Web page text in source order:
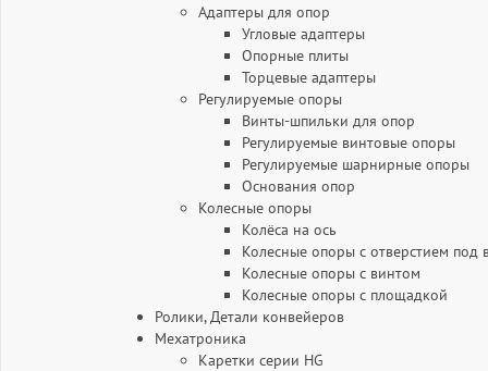
Адаптеры для опор
Угловые адаптеры
Опорные плиты
Торцевые адаптеры
Регулируемые опоры
Винты-шпильки для опор
Регулируемые винтовые опоры
Регулируемые шарнирные опоры
Основания опор
Колесные опоры
Колёса на ось
Колесные опоры с отверстием под
Колесные опоры с винтом
Колесные опоры с площадкой
Ролики, Детали конвейеров
Мехатроника
Каретки серии HG